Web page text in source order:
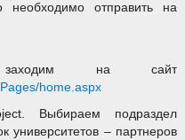
необходимо отправить на
на сайт
home.aspx
Выбираем подраздел
университетов – партнеров